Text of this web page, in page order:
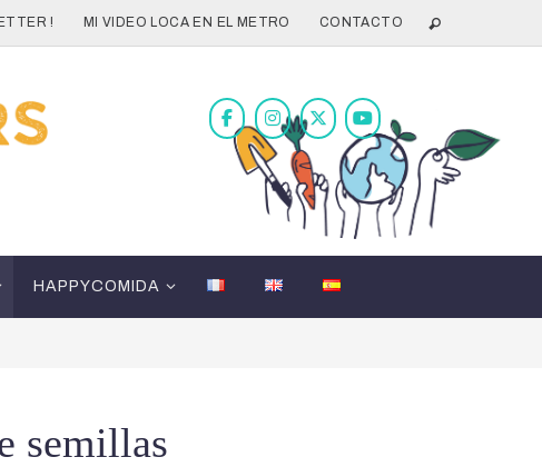
! MI VIDEO LOCA EN EL METRO CONTACTO
HAPPYCOMIDA
semillas